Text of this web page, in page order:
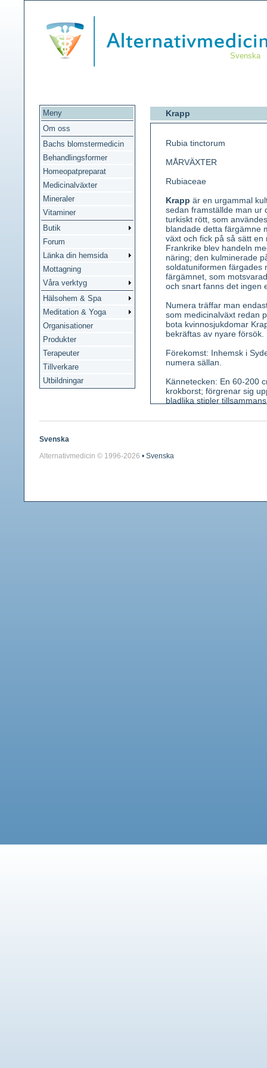
Svenska
Meny
Om oss
Bachs blomstermedicin
Behandlingsformer
Homeopatpreparat
Medicinalväxter
Mineraler
Vitaminer
Butik
Forum
Länka din hemsida
Mottagning
Våra verktyg
Hälsohem & Spa
Meditation & Yoga
Organisationer
Produkter
Terapeuter
Tillverkare
Utbildningar
Krapp
Rubia tinctorum
MÅRVÄXTER
Rubiaceae
Krapp är en urgammal
sedan framställde man ur
turkiskt rött, som
blandade detta färgämne
växt och fick på så sätt
Frankrike blev handeln
näring; den kulminerade
soldatuniformen färgades
färgämnet, som
och snart fanns det ingen
Numera träffar man
som medicinalväxt redan
bota kvinnosjukdomar
bekräftas av nyare försök.
Förekomst: Inhemsk i
numera sällan.
Kännetecken: En 60-200
krokborst; förgrenar sig
bladlika stipler
runda, till en början röda,
Svenska
Alternativmedicin © 1996-2026 • Svenska